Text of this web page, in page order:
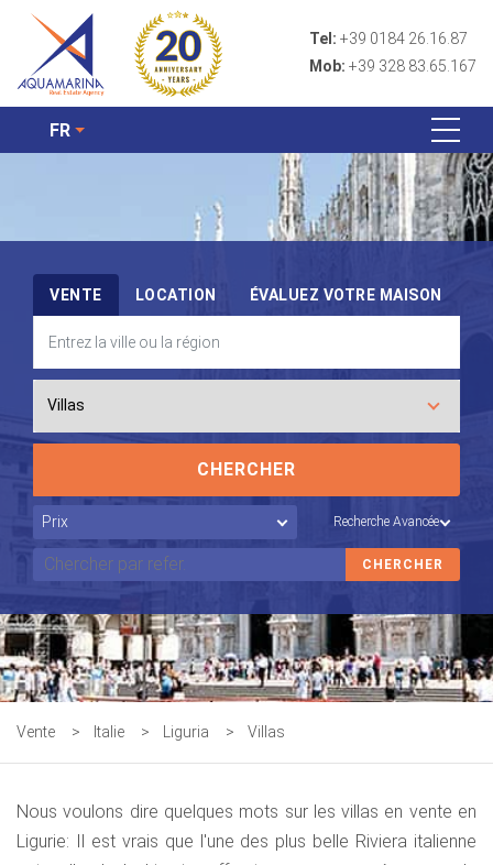
Tel: +39 0184 26.16.87
Mob: +39 328 83.65.167
FR
VENTE LOCATION ÉVALUEZ VOTRE MAISON
Recherche Avancée
CHERCHER
Vente > Italie > Liguria > Villas
Nous voulons dire quelques mots sur les villas en vente en
Ligurie: Il est vrais que l'une des plus belle Riviera italienne